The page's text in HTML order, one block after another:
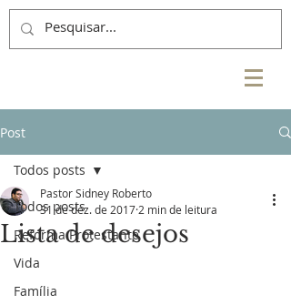
Post
Todos posts
Reforma Protestante
Vida
Família
Todos posts
Lista de desejos
Pastor Sidney Roberto
31 de dez. de 2017 2 min de leitura